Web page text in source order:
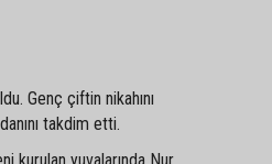
Genç çiftin nikahını
takdim etti.